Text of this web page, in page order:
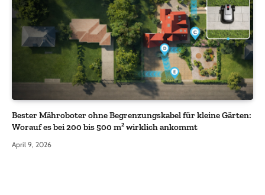
Bester Mähroboter ohne Begrenzungskabel für kleine Gärten:
Worauf es bei 200 bis 500 m² wirklich ankommt
April 9, 2026